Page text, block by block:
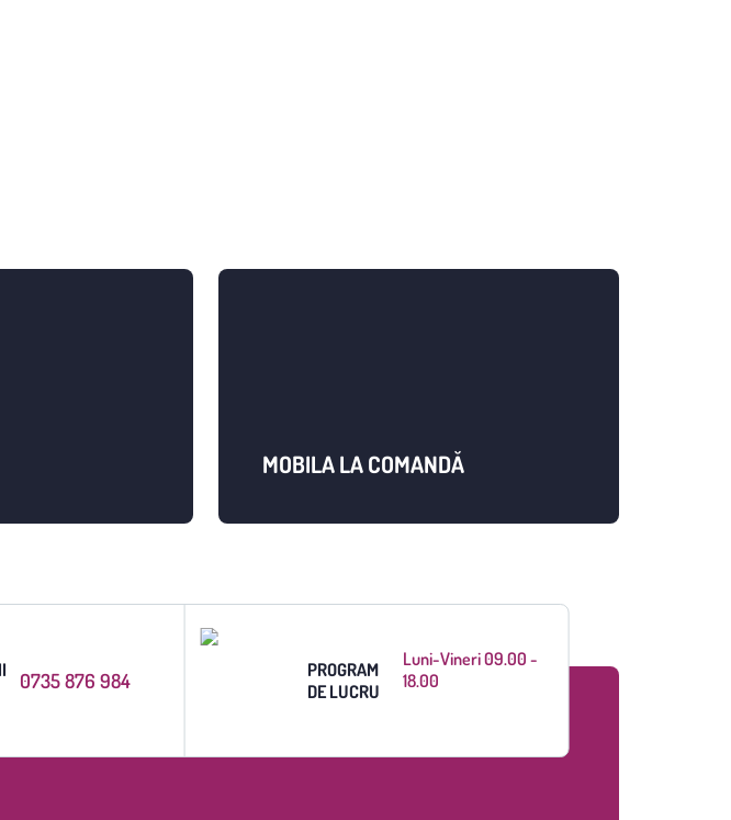
MOBILA LA COMANDĂ
0735 876 984
PROGRAM
DE LUCRU
Luni-Vineri 09.00 -
18.00